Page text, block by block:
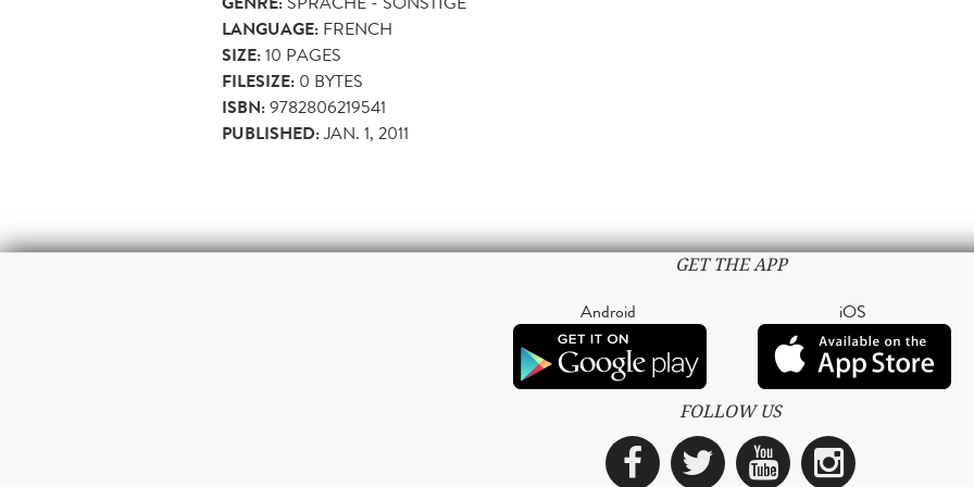
LANGUAGE: FRENCH
SIZE:10 PAGES
FILESIZE: 0 BYTES
ISBN:9782806219541
PUBLISHED:JAN. 1, 2011
GET THE APP
Android iOS
FOLLOW US
Facebook
TwitterYouTube